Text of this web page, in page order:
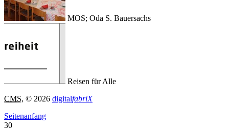
MOS; Oda S. Bauersachs
Reisen für Alle
CMS, © 2026 digitalfabriX
Seitenanfang
30